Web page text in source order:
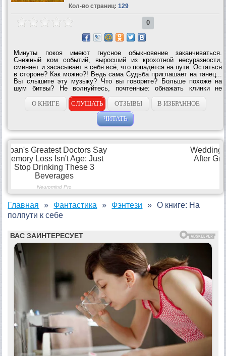
Кол-во страниц: 129
0
Минуты покоя имеют гнусное обыкновение заканчиваться.
Снежный ком событий, выросший из крохотной несуразности,
сминает и засасывает в себя всё, что попадётся на пути. Остаться
в стороне? Как можно?! Ведь сама Судьба приглашает на танец...
Вы слышите эту музыку? Что вы говорите? Больше похоже на
шум битвы? Не волнуйтесь, почтенные: обнажать клинки не
придётся. За вас это сделают другие, да и... Для того, чтобы
выиграть войну, иногда...
О КНИГЕ СЛУШАТЬ ОТЗЫВЫ
В ИЗБРАННОЕ
ЧИТАТЬ
Главная Фантастика Фэнтези
О книге: На
полпути к себе